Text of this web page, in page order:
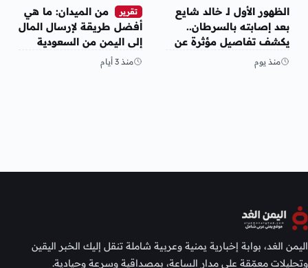
أخبار محلية
الظهور الأول لـ خالد شايع
بعد إصابته بالسرطان..
يكشف تفاصيل مؤثرة عن
رحلة العلاج
منذ يوم
أخبار محلية
تقرير
من الميدان: ما هي
أفضل طريقة لإرسال المال
إلى اليمن من السعودية
وأمريكا
منذ 3 أيام
اليمن الغد، بوابة إخبارية يمنية وعربية شاملة تنقل إليك الخبر اليقين
وتحليلات معمّقة على مدار الساعة، بمصداقية وسرعة وحيادية.